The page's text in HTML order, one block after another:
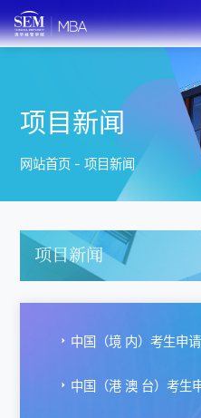
项目新闻
网站首页 -项目新闻
项目新闻
中国（境 内）考生申请
中国（港 澳 台）考生